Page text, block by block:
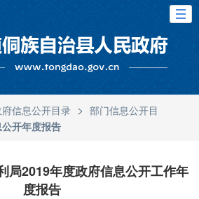
信息公开目录 > 部门信息公开目
开年度报告
局2019年度政府信息公开工作年
度报告